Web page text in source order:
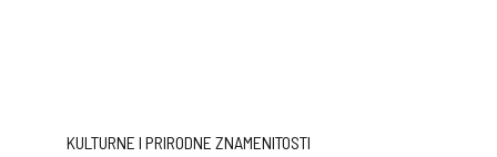
KULTURNE I PRIRODNE ZNAMENITOSTI